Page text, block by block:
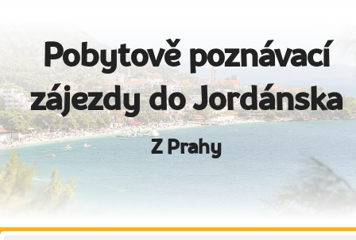
Pobytově poznávací
zájezdy do Jordánska
Z Prahy